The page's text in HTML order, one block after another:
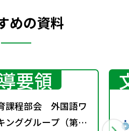
めの資料
要領
課程部会 外国語ワ
ンググループ（第5